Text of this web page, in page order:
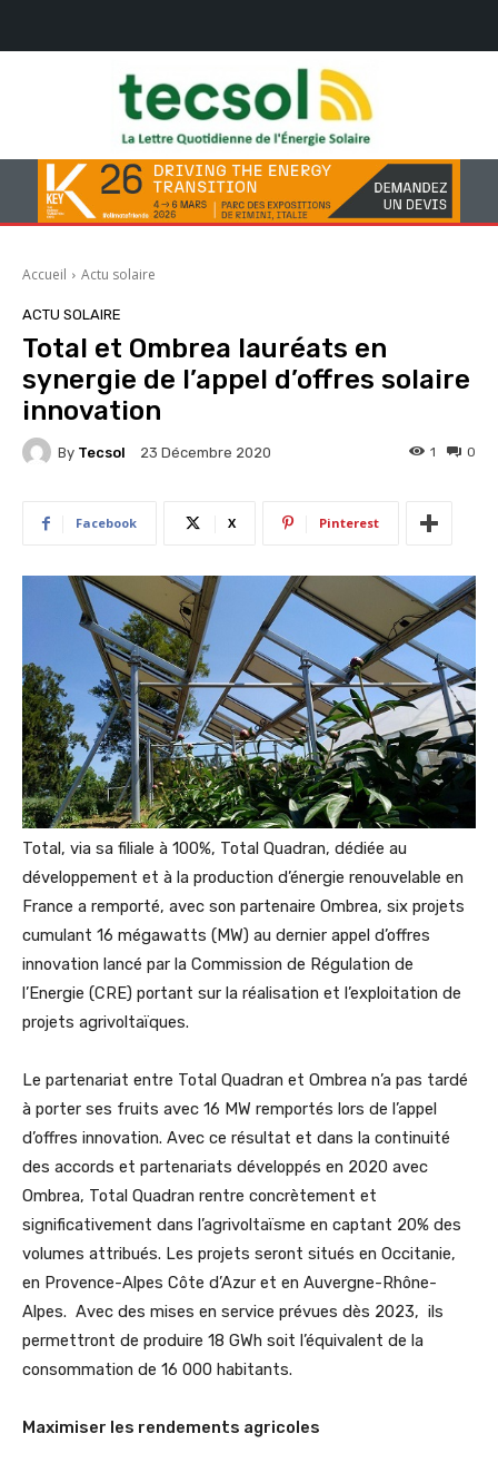
Accueil Actu solaire
ACTU SOLAIRE
Total et Ombrea lauréats en
synergie de l’appel d’offres solaire
innovation
By Tecsol 23 Décembre 2020 0
1
Facebook X Pinterest
Total, via sa filiale à 100%, Total Quadran, dédiée au
développement et à la production d’énergie renouvelable en
France a remporté, avec son partenaire Ombrea, six projets
cumulant 16 mégawatts (MW) au dernier appel d’offres
innovation lancé par la Commission de Régulation de
l’Energie (CRE) portant sur la réalisation et l’exploitation de
projets agrivoltaïques.
Le partenariat entre Total Quadran et Ombrea n’a pas tardé
à porter ses fruits avec 16 MW remportés lors de l’appel
d’offres innovation. Avec ce résultat et dans la continuité
des accords et partenariats développés en 2020 avec
Ombrea, Total Quadran rentre concrètement et
significativement dans l’agrivoltaïsme en captant 20% des
volumes attribués. Les projets seront situés en Occitanie,
en Provence-Alpes Côte d’Azur et en Auvergne-Rhône-
Alpes. Avec des mises en service prévues dès 2023, ils
permettront de produire 18 GWh soit l’équivalent de la
consommation de 16 000 habitants.
Maximiser les rendements agricoles